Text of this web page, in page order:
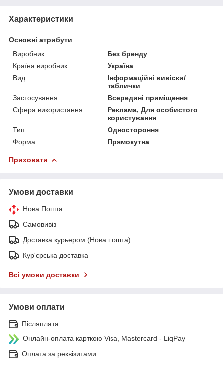
Характеристики
Основні атрибути
Виробник
Без бренду
Країна виробник
Україна
Вид
Інформаційні вивіски/
таблички
Застосування
Всередині приміщення
Сфера використання
Реклама, Для особистого
користування
Тип
Одностороння
Форма
Прямокутна
Приховати
Умови доставки
Нова Пошта
Самовивіз
Доставка курьером (Нова пошта)
Кур'єрська доставка
Всі умови доставки
Умови оплати
Післяплата
Онлайн-оплата карткою Visa, Mastercard - LiqPay
Оплата за реквізитами